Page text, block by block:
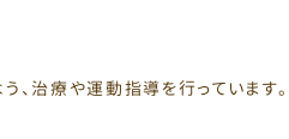
、治療や運動指導を行っています。